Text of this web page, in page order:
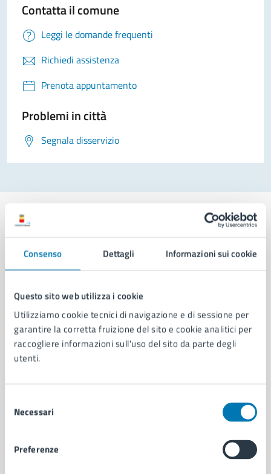
Consenso Dettagli Informazioni sui cookie
Questo sito web utilizza i cookie
Utilizziamo cookie tecnici di navigazione e di sessione per
garantire la corretta fruizione del sito e cookie analitici per
raccogliere informazioni sull'uso del sito da parte degli
utenti.
delNecessari
Preferenze
Contatta il comune
Leggi le domande frequenti
Richiedi assistenza
Prenota appuntamento
Problemi in città
Segnala disservizio
Comune di Napoli
AMMINISTRAZIONE
Aree amministrative
Organi di governo
Municipalità
Uffici
Documenti e dati